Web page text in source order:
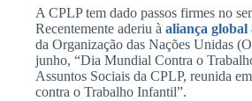
A CPLP tem dado passos firmes no
Recentemente aderiu à aliança global
da Organização das Nações Unidas
junho, “Dia Mundial Contra o
Assuntos Sociais da CPLP, reunida
contra o Trabalho Infantil”.